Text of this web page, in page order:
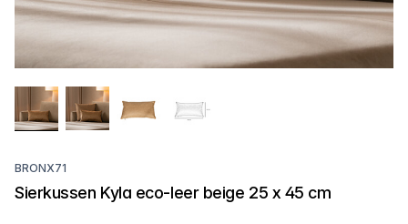
BRONX71
Sierkussen Kyla eco-leer beige 25 x 45 cm